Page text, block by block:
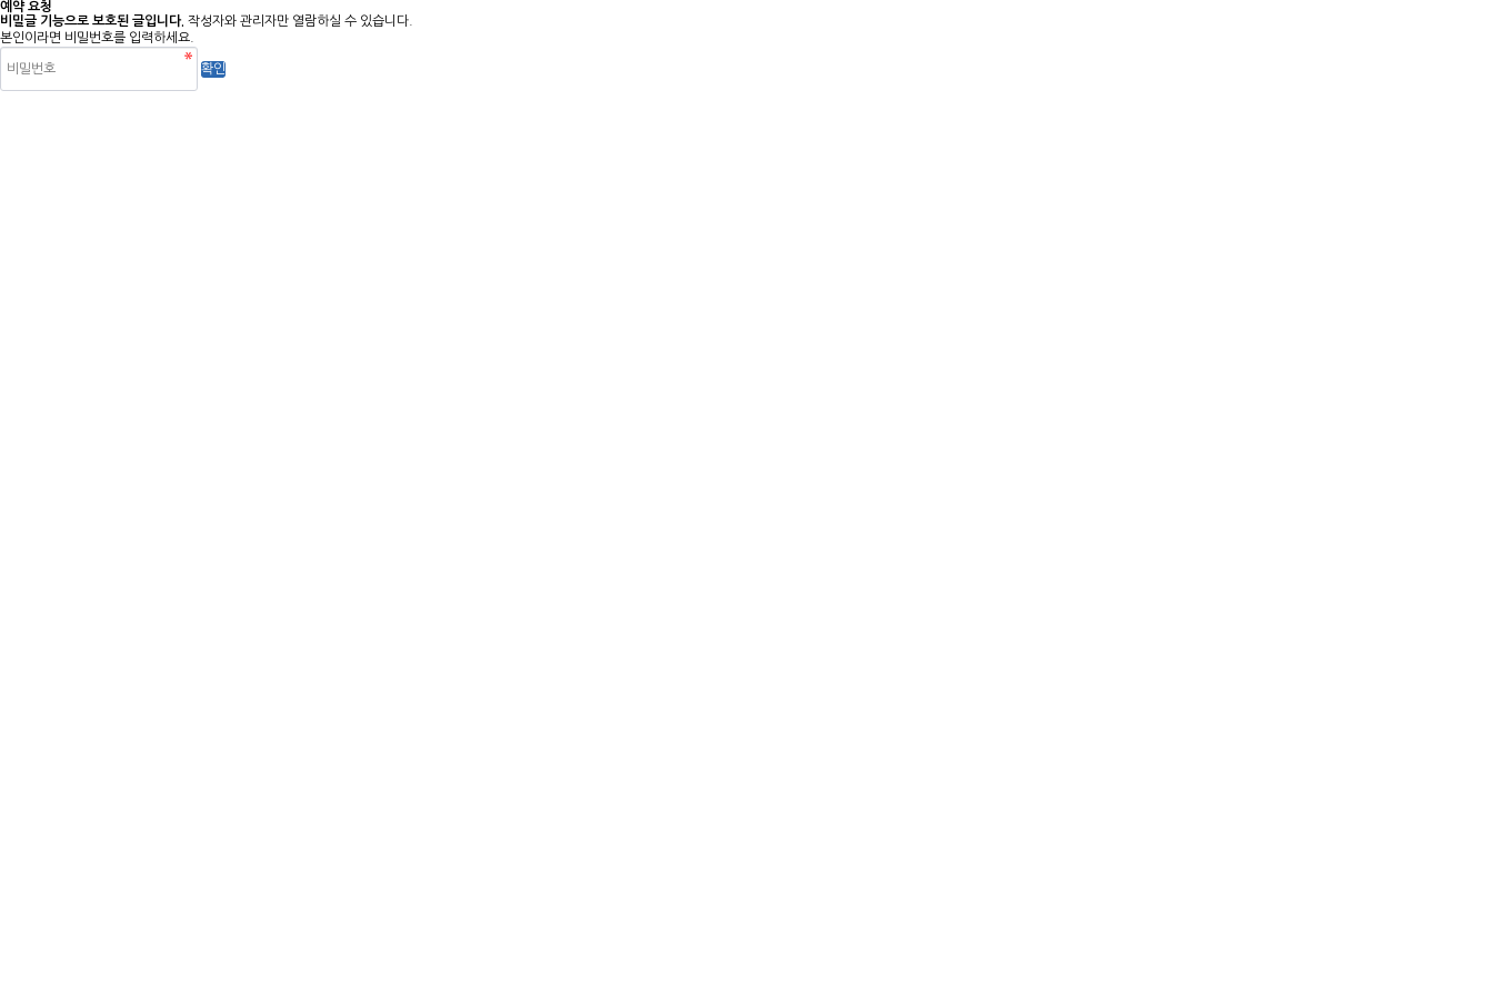
예약 요청
비밀글 기능으로 보호된 글입니다. 작성자와 관리자만 열람하실 수 있습니다.
본인이라면 비밀번호를 입력하세요.